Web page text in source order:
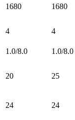
1680 1680
4
4
1.0/8.0
1.0/8.0
20 25
24 24